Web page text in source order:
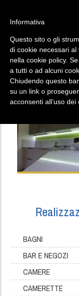
CUCINA
Cucine
BAGNI
BAR E NEGOZI
CAMERE
CAMERETTE
Informativa
Questo sito o gli
di cookie necessari
nella cookie policy.
a tutti o ad alcuni
Chiudendo questo
su un link o
acconsenti all’uso dei